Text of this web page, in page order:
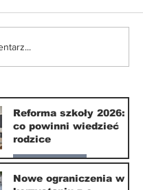
w
Reforma szkoły 2026:
co powinni wiedzieć
rodzice
Nasze miasto
Nowe ograniczenia w